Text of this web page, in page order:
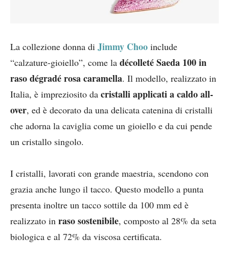
La collezione donna di Jimmy Choo include
“calzature-gioiello”, come la décolleté Saeda 100 in
raso dégradé rosa caramella. Il modello, realizzato in
Italia, è impreziosito da cristalli applicati a caldo all-
over, ed è decorato da una delicata catenina di cristalli
che adorna la caviglia come un gioiello e da cui pende
un cristallo singolo.
I cristalli, lavorati con grande maestria, scendono con
grazia anche lungo il tacco. Questo modello a punta
presenta inoltre un tacco sottile da 100 mm ed è
realizzato in raso sostenibile, composto al 28% da seta
biologica e al 72% da viscosa certificata.